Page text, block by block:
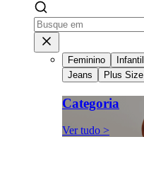
Feminino Infantil
Jeans
Plus Size
Categoria
Ver tudo >